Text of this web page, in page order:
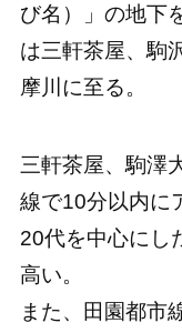
び名）」の地下
は三軒茶屋、駒
摩川に至る。
三軒茶屋、駒澤
線で10分以内に
20代を中心にし
高い。
また、田園都市